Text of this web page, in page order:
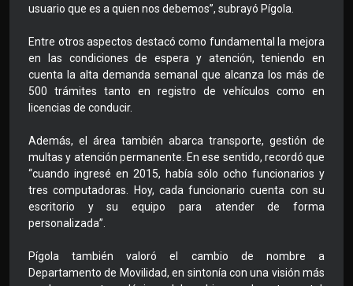
usuario que es a quien nos debemos”, subrayó Pígola.
Entre otros aspectos destacó como fundamental la mejora
en las condiciones de espera y atención, teniendo en
cuenta la alta demanda semanal que alcanza los más de
500 trámites tanto en registro de vehículos como en
licencias de conducir.
Además, el área también abarca transporte, gestión de
multas y atención permanente. En ese sentido, recordó que
“cuando ingresé en 2015, había sólo ocho funcionarios y
tres computadoras. Hoy, cada funcionario cuenta con su
escritorio y su equipo para atender de forma
personalizada”.
Pígola también valoró el cambio de nombre a
Departamento de Movilidad, en sintonía con una visión más